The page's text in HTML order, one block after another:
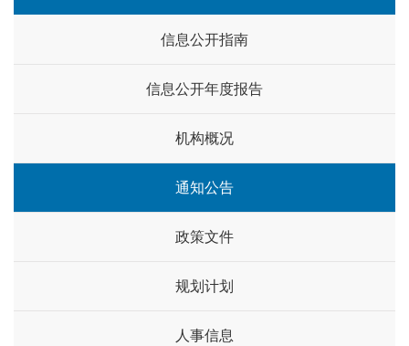
信息公开指南
信息公开年度报告
机构概况
通知公告
政策文件
规划计划
人事信息